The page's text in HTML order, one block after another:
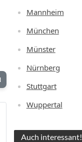
Mannheim
München
Münster
Nürnberg
Stuttgart
Wuppertal
Auch interessant!